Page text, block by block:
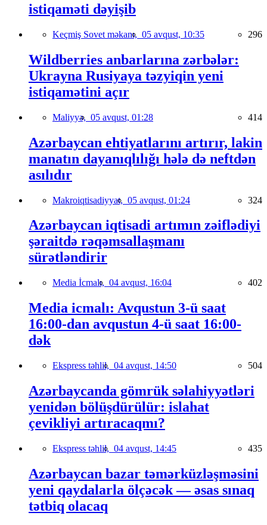
istiqaməti dəyişib
Keçmiş Sovet məkanı, 05 avqust, 10:35 296
Wildberries anbarlarına zərbələr:
Ukrayna Rusiyaya təzyiqin yeni
istiqamətini açır
Maliyyə, 05 avqust, 01:28 414
Azərbaycan ehtiyatlarını artırır, lakin
manatın dayanıqlılığı hələ də neftdən
asılıdır
Makroiqtisadiyyat, 05 avqust, 01:24 324
Azərbaycan iqtisadi artımın zəiflədiyi
şəraitdə rəqəmsallaşmanı
sürətləndirir
Media İcmalı, 04 avqust, 16:04 402
Media icmalı: Avqustun 3-ü saat
16:00-dan avqustun 4-ü saat 16:00-
dək
Ekspress təhlil, 04 avqust, 14:50 504
Azərbaycanda gömrük səlahiyyətləri
yenidən bölüşdürülür: islahat
çevikliyi artıracaqmı?
Ekspress təhlil, 04 avqust, 14:45 435
Azərbaycan bazar təmərküzləşməsini
yeni qaydalarla ölçəcək — əsas sınaq
tətbiq olacaq